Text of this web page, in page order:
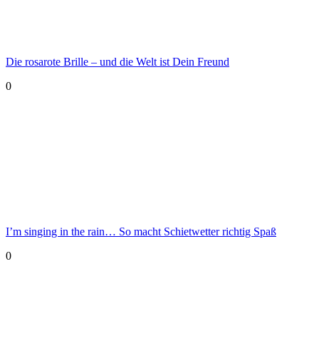
Die rosarote Brille – und die Welt ist Dein Freund
0
I’m singing in the rain… So macht Schietwetter richtig Spaß
0